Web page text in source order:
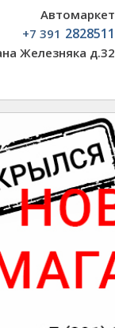
Автомаркет
+7 391 2828511
Железняка д.32